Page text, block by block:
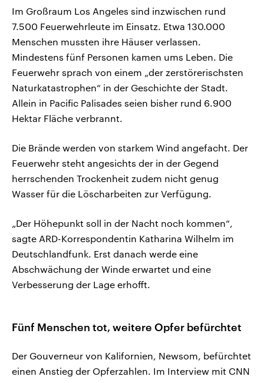
Im Großraum Los Angeles sind inzwischen rund
7.500 Feuerwehrleute im Einsatz. Etwa 130.000
Menschen mussten ihre Häuser verlassen.
Mindestens fünf Personen kamen ums Leben. Die
Feuerwehr sprach von einem „der zerstörerischsten
Naturkatastrophen“ in der Geschichte der Stadt.
Allein in Pacific Palisades seien bisher rund 6.900
Hektar Fläche verbrannt.
Die Brände werden von starkem Wind angefacht. Der
Feuerwehr steht angesichts der in der Gegend
herrschenden Trockenheit zudem nicht genug
Wasser für die Löscharbeiten zur Verfügung.
„Der Höhepunkt soll in der Nacht noch kommen“,
sagte ARD-Korrespondentin Katharina Wilhelm im
Deutschlandfunk. Erst danach werde eine
Abschwächung der Winde erwartet und eine
Verbesserung der Lage erhofft.
Fünf Menschen tot, weitere Opfer befürchtet
Der Gouverneur von Kalifornien, Newsom, befürchtet
einen Anstieg der Opferzahlen. Im Interview mit CNN